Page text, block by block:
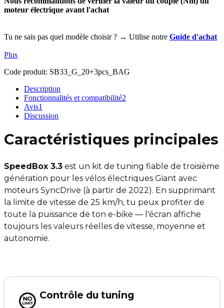
moteur électrique avant l'achat
Tu ne sais pas quel modèle choisir ? → Utilise notre Guide d'achat
Plus
Code produit: SB33_G_20+3pcs_BAG
Description
Fonctionnalités et compatibilité2
Avis1
Discussion
Caractéristiques principales
SpeedBox 3.3 est un kit de tuning fiable de troisième
génération pour les vélos électriques Giant avec
moteurs SyncDrive (à partir de 2022). En supprimant
la limite de vitesse de 25 km/h, tu peux profiter de
toute la puissance de ton e-bike — l'écran affiche
toujours les valeurs réelles de vitesse, moyenne et
autonomie.
Contrôle du tuning